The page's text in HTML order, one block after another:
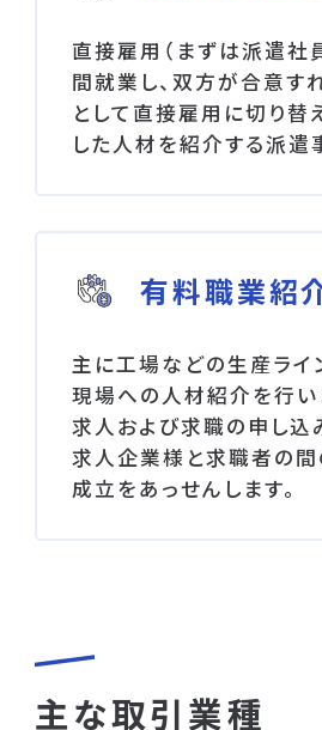
直接雇用（まずは派遣社
間就業し、双方が合意す
として直接雇用に切り替
した人材を紹介する派遣
有料職業紹
主に工場などの生産ライ
現場への人材紹介を行い
求人および求職の申し込
求人企業様と求職者の
成立をあっせんします。
主な取引業種